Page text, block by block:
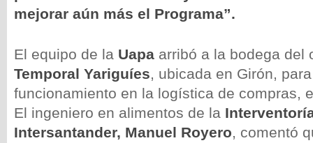
mejorar aún más el Programa”.
El equipo de la Uapa arribó a la bodega del
Temporal Yariguíes, ubicada en Girón,
funcionamiento en la logística de compras,
El ingeniero en alimentos de la
Intersantander, Manuel Royero, comentó